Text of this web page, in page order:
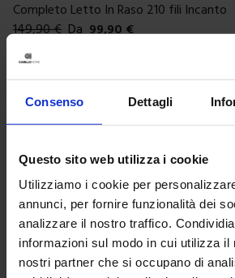
Consenso Dettagli
Questo sito web utilizza i cookie
Utilizziamo i cookie per
annunci, per fornire funzionalità dei
analizzare il nostro traffico.
informazioni sul modo in cui utilizza il
nostri partner che si occupano di
Completo Letto In Raso 210 fili Incanto
149,90€ Da 99,90€
Malva